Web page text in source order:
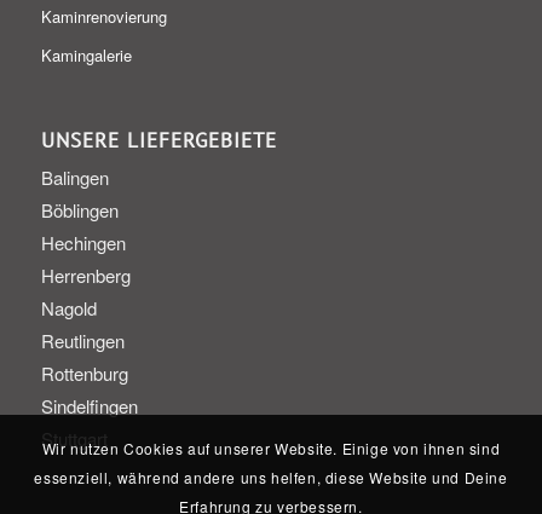
Kaminrenovierung
Kamingalerie
UNSERE LIEFERGEBIETE
Balingen
Böblingen
Hechingen
Herrenberg
Nagold
Reutlingen
Rottenburg
Sindelfingen
Stuttgart
Wir nutzen Cookies auf unserer Website. Einige von ihnen sind
essenziell, während andere uns helfen, diese Website und Deine
Erfahrung zu verbessern.